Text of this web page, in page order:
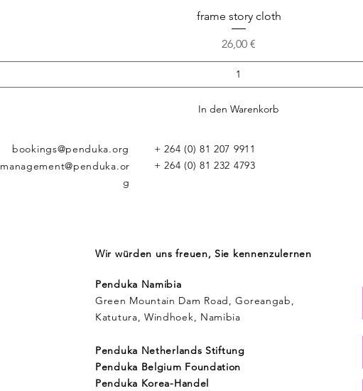
frame story cloth
Preis
26,00 €
In den Warenkorb
bookings@penduka.org
management@penduka.or
g
+ 264 (0) 81 207 9911
+ 264 (0) 81 232 4793
Wir würden uns freuen, Sie kennenzulernen
Penduka Namibia
Green Mountain Dam Road, Goreangab,
Katutura, Windhoek, Namibia
Penduka Netherlands Stiftung
Penduka Belgium Foundation
Penduka Korea-Handel